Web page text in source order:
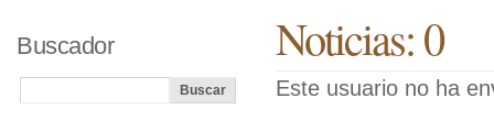
Noticias: 0
Este usuario no ha
Buscador